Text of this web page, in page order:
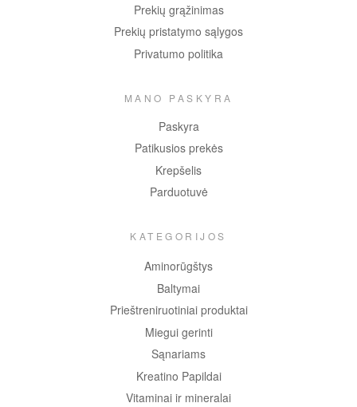
Prekių grąžinimas
Prekių pristatymo sąlygos
Privatumo politika
MANO PASKYRA
Paskyra
Patikusios prekės
Krepšelis
Parduotuvė
KATEGORIJOS
Aminorūgštys
Baltymai
Prieštreniruotiniai produktai
Miegui gerinti
Sąnariams
Kreatino Papildai
Vitaminai ir mineralai